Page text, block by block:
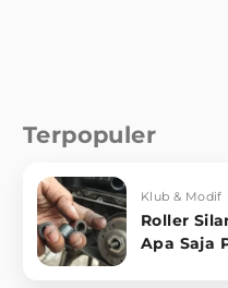
Terpopuler
Klub & Modif
Roller
Apa Saja